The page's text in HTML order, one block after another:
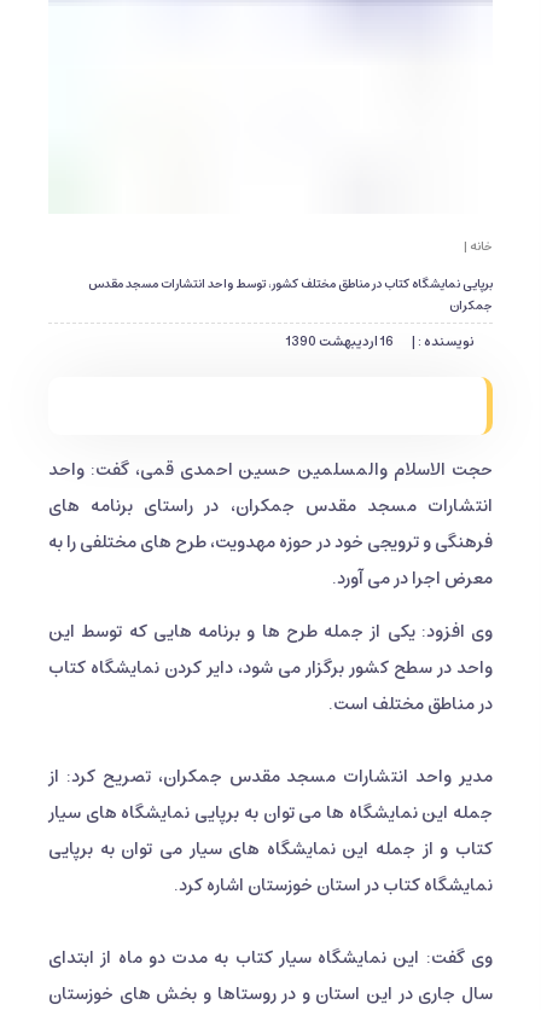
خانه |
برپایی نمایشگاه کتاب در مناطق مختلف کشور، توسط واحد انتشارات مسجد مقدس
جمکران
نویسنده : | 16 اردیبهشت 1390
حجت الاسلام والمسلمین حسین احمدی قمی، گفت: واحد
انتشارات مسجد مقدس جمکران، در راستای برنامه های
فرهنگی و ترویجی خود در حوزه مهدویت، طرح های مختلفی را به
معرض اجرا در می آورد.
وی افزود: یکی از جمله طرح ها و برنامه هایی که توسط این
واحد در سطح کشور برگزار می شود، دایر کردن نمایشگاه کتاب
در مناطق مختلف است.
مدیر واحد انتشارات مسجد مقدس جمکران، تصریح کرد: از
جمله این نمایشگاه ها می توان به برپایی نمایشگاه های سیار
کتاب و از جمله این نمایشگاه های سیار می توان به برپایی
نمایشگاه کتاب در استان خوزستان اشاره کرد.
وی گفت: این نمایشگاه سیار کتاب به مدت دو ماه از ابتدای
سال جاری در این استان و در روستاها و بخش های خوزستان